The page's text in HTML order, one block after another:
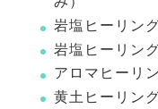
岩塩ヒーリン
岩塩ヒーリン
アロマヒーリ
黄土ヒーリン